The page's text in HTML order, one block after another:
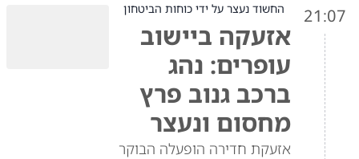
21:07 החשוד נעצר על ידי כוחות הביטחון
אזעקה ביישוב
עופרים: נהג
ברכב גנוב פרץ
מחסום ונעצר
אזעקת חדירה הופעלה הבוקר